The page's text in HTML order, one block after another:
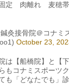
固定 肉離れ 麦穂帯
接骨院＠コナミ
October 23,
は【船橋院】と【
もコナミスポーツ
も「どなたでも」